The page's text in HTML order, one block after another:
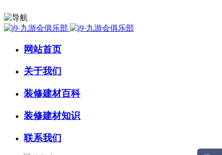
网站首页
关于我们
装修建材百科
装修建材知识
联系我们